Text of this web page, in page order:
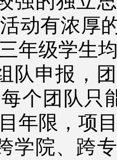
动有浓厚
年级学生
队申报，
个团队只
年限，项
学院、跨